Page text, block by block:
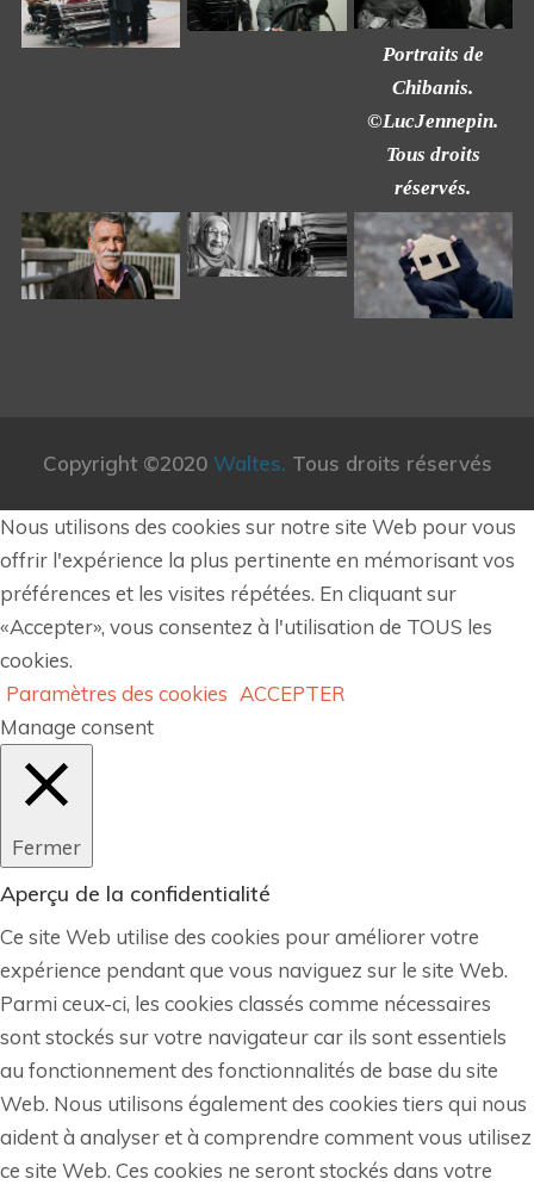
Portraits de
Chibanis.
©LucJennepin.
Tous droits
réservés.
Copyright ©2020 Waltes. Tous droits réservés
Nous utilisons des cookies sur notre site Web pour vous
offrir l'expérience la plus pertinente en mémorisant vos
préférences et les visites répétées. En cliquant sur
«Accepter», vous consentez à l'utilisation de TOUS les
cookies.
Paramètres des cookies ACCEPTER
Manage consent
Fermer
Aperçu de la confidentialité
Ce site Web utilise des cookies pour améliorer votre
expérience pendant que vous naviguez sur le site Web.
Parmi ceux-ci, les cookies classés comme nécessaires
sont stockés sur votre navigateur car ils sont essentiels
au fonctionnement des fonctionnalités de base du site
Web. Nous utilisons également des cookies tiers qui nous
aident à analyser et à comprendre comment vous utilisez
ce site Web. Ces cookies ne seront stockés dans votre